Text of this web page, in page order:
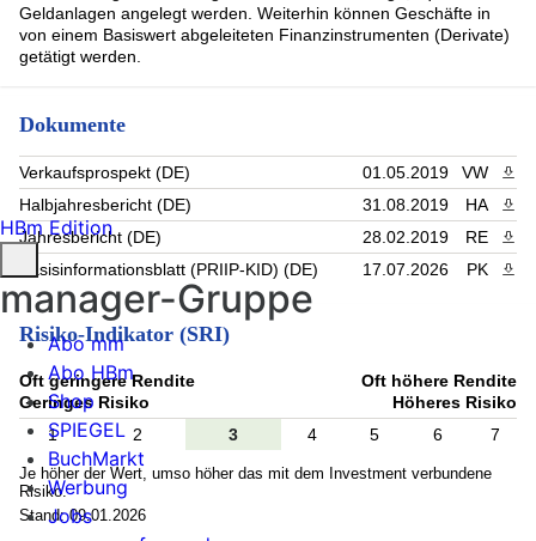
Geldanlagen angelegt werden. Weiterhin können Geschäfte in
von einem Basiswert abgeleiteten Finanzinstrumenten (Derivate)
getätigt werden.
Dokumente
Verkaufsprospekt (DE) 01.05.2019 VW
Halbjahresbericht (DE)
31.08.2019 HA
Jahresbericht (DE)
28.02.2019 RE
Basisinformationsblatt (PRIIP-KID) (DE)
17.07.2026 PK
Risiko-Indikator (SRI)
Oft geringere Rendite
Geringes Risiko
Oft höhere Rendite
Höheres Risiko
1
2 3 4 5 6 7
Je höher der Wert, umso höher das mit dem Investment verbundene
Risiko.
Stand: 09.01.2026
HBm Edition
manager-Gruppe
Abo mm
Abo HBm
Shop
SPIEGEL
BuchMarkt
Werbung
Jobs